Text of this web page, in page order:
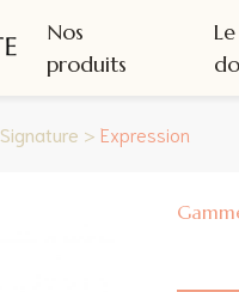
Nos
produits
Le
Signature > Expression